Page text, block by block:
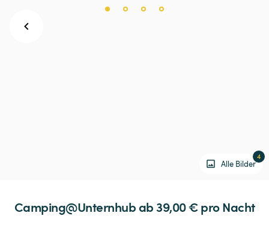
Alle Bilder
4
Camping@Unternhub ab 39,00 € pro Nacht